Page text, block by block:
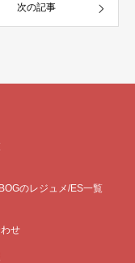
次の記事
のレジュメ/ES一覧
せ